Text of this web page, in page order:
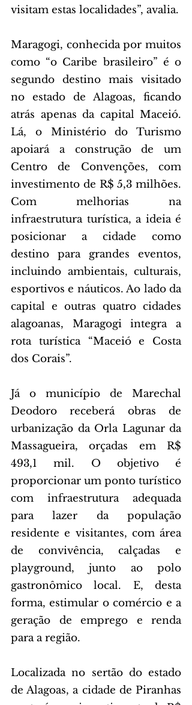
visitam estas localidades”, avalia.
Maragogi, conhecida por muitos
como “o Caribe brasileiro” é o
segundo destino mais visitado
no estado de Alagoas, ficando
atrás apenas da capital Maceió.
Lá, o Ministério do Turismo
apoiará a construção de um
Centro de Convenções, com
investimento de R$ 5,3 milhões.
Com melhorias na
infraestrutura turística, a ideia é
posicionar a cidade como
destino para grandes eventos,
incluindo ambientais, culturais,
esportivos e náuticos. Ao lado da
capital e outras quatro cidades
alagoanas, Maragogi integra a
rota turística “Maceió e Costa
dos Corais”.
Já o município de Marechal
Deodoro receberá obras de
urbanização da Orla Lagunar da
Massagueira, orçadas em R$
493,1 mil. O objetivo é
proporcionar um ponto turístico
com infraestrutura adequada
para lazer da população
residente e visitantes, com área
de convivência, calçadas e
playground, junto ao polo
gastronômico local. E, desta
forma, estimular o comércio e a
geração de emprego e renda
para a região.
Localizada no sertão do estado
de Alagoas, a cidade de Piranhas